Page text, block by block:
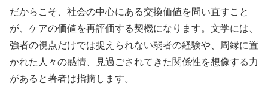
だからこそ、社会の中心にある交換価値を問い直すこと
が、ケアの価値を再評価する契機になります。文学には、
強者の視点だけでは捉えられない弱者の経験や、周縁に置
かれた人々の感情、見過ごされてきた関係性を想像する力
があると著者は指摘します。